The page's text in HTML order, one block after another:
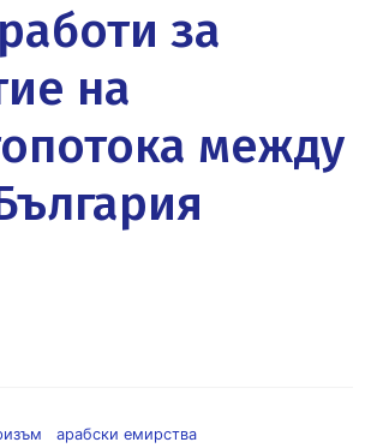
за
на
между
арабски емирства